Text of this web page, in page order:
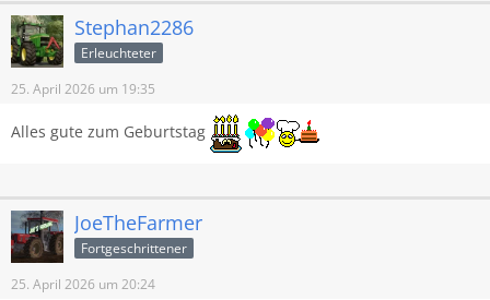
Stephan2286
Erleuchteter
25. April 2026 um 19:35
Alles gute zum Geburtstag
JoeTheFarmer
Fortgeschrittener
25. April 2026 um 20:24